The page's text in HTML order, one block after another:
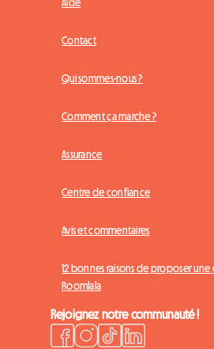
Contact
Qui sommes-nous ?
Comment ça marche ?
Assurance
Centre de confiance
Avis et commentaires
12 bonnes raisons de proposer une
Roomlala
Rejoignez notre communauté !